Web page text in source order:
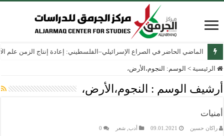
الماضي الحاضر في الصراع الإسرائيلي–الفلسطيني: إعادة إنتاج الزمن علم
الرئيسية > الوسم: النجوم،الأرض،
أرشيف الوسم : النجوم،الأرض،
أمنيات
راكان حسين 09.01.2021 أدب ,شعر 0